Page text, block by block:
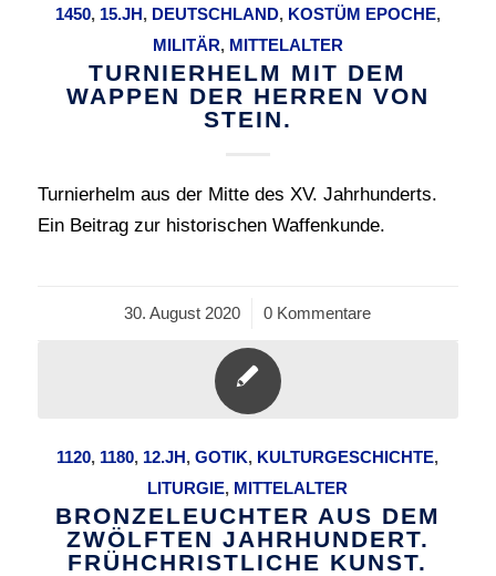
1450, 15.JH, DEUTSCHLAND, KOSTÜM EPOCHE,
MILITÄR, MITTELALTER
TURNIERHELM MIT DEM
WAPPEN DER HERREN VON
STEIN.
Turnierhelm aus der Mitte des XV. Jahrhunderts.
Ein Beitrag zur historischen Waffenkunde.
30. August 2020
/ 0 Kommentare
1120, 1180, 12.JH,GOTIK, KULTURGESCHICHTE,
LITURGIE, MITTELALTER
BRONZELEUCHTER AUS DEM
ZWÖLFTEN JAHRHUNDERT.
FRÜHCHRISTLICHE KUNST.